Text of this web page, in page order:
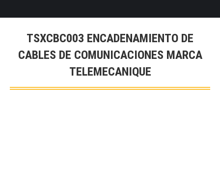
TSXCBC003 ENCADENAMIENTO DE
CABLES DE COMUNICACIONES MARCA
TELEMECANIQUE